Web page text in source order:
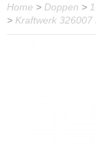
Home > Doppen >
> Kraftwerk